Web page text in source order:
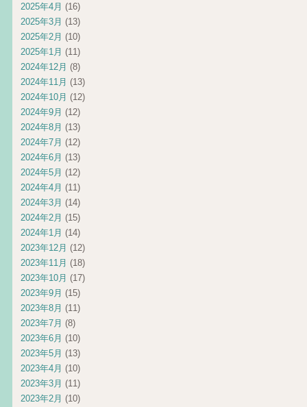
2025年4月 (16)
2025年3月 (13)
2025年2月 (10)
2025年1月 (11)
2024年12月 (8)
2024年11月 (13)
2024年10月 (12)
2024年9月 (12)
2024年8月 (13)
2024年7月 (12)
2024年6月 (13)
2024年5月 (12)
2024年4月 (11)
2024年3月 (14)
2024年2月 (15)
2024年1月 (14)
2023年12月 (12)
2023年11月 (18)
2023年10月 (17)
2023年9月 (15)
2023年8月 (11)
2023年7月 (8)
2023年6月 (10)
2023年5月 (13)
2023年4月 (10)
2023年3月 (11)
2023年2月 (10)